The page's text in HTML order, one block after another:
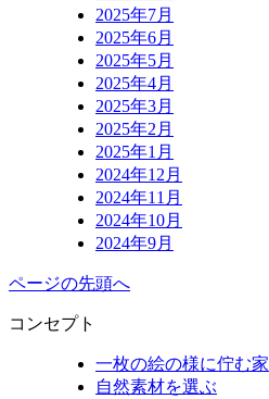
2025年7月
2025年6月
2025年5月
2025年4月
2025年3月
2025年2月
2025年1月
2024年12月
2024年11月
2024年10月
2024年9月
ページの先頭へ
コンセプト
一枚の絵の様に佇む家
自然素材を選ぶ